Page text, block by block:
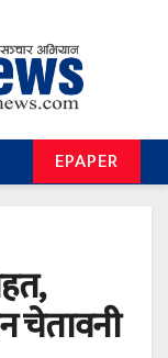
EPAPER
चेतावनी